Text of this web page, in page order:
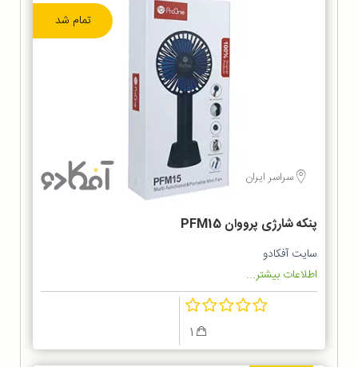
تمام شد
سراسر ایران
پنکه شارژی پرووان PFM15
سایت آفکادو
اطلاعات بیشتر...